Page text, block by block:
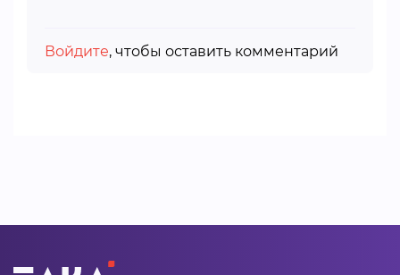
Войдите, чтобы оставить комментарий